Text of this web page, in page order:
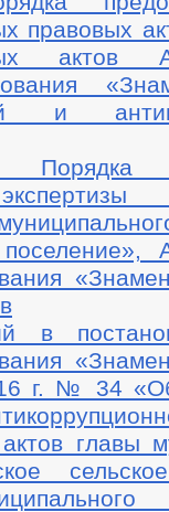
правовых
актов
и
в
г. № 34
главы